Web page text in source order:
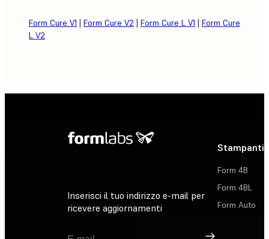
Form Cure V1 | Form Cure V2 | Form Cure L V1 | Form Cure
L V2
Inserisci il tuo indirizzo e-mail per
ricevere aggiornamenti
Registrati
Stampanti
Form 4B
Form 4BL
Form Auto